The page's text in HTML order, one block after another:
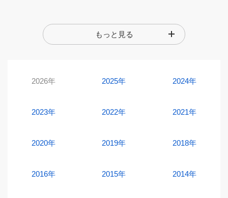
もっと見る
2026年 2025年 2024年
2023年 2022年 2021年
2020年 2019年 2018年
2016年 2015年 2014年